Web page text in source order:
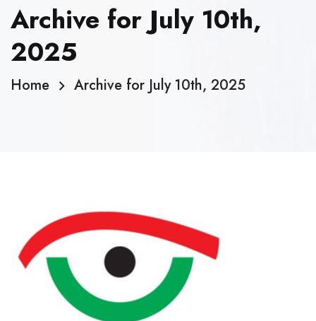
Archive for July 10th,
2025
Home Archive for July 10th, 2025